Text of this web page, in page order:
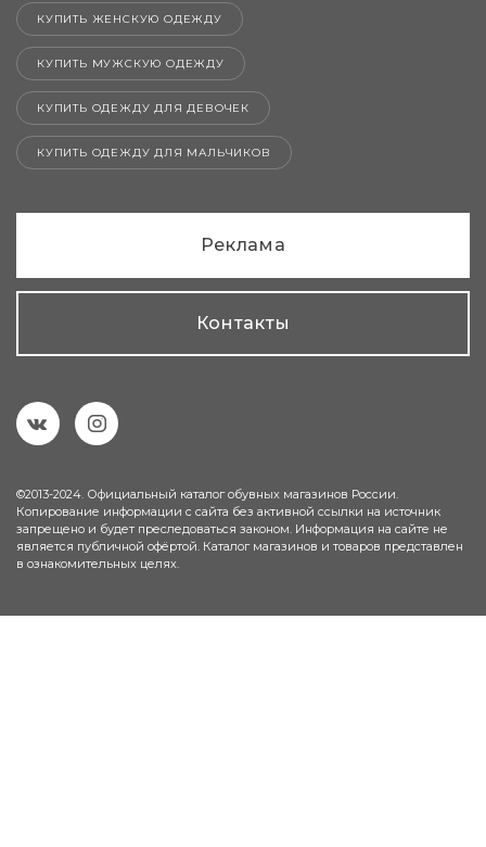
КУПИТЬ ЖЕНСКУЮ ОДЕЖДУ
КУПИТЬ МУЖСКУЮ ОДЕЖДУ
КУПИТЬ ОДЕЖДУ ДЛЯ ДЕВОЧЕК
КУПИТЬ ОДЕЖДУ ДЛЯ МАЛЬЧИКОВ
Реклама
Контакты
©2013-2024. Официальный каталог обувных магазинов России.
Копирование информации с сайта без активной ссылки на источник
запрещено и будет преследоваться законом. Информация на сайте не
является публичной офёртой. Каталог магазинов и товаров представлен
в ознакомительных целях.